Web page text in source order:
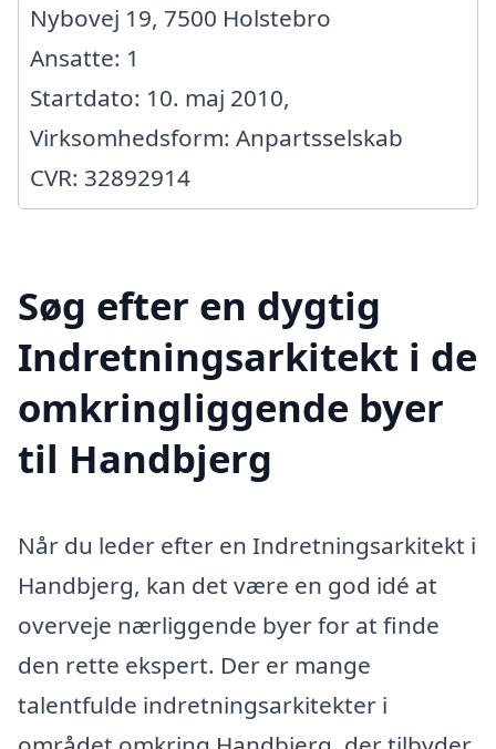
Nybovej 19, 7500 Holstebro
Ansatte: 1
Startdato: 10. maj 2010,
Virksomhedsform: Anpartsselskab
CVR: 32892914
Søg efter en dygtig
Indretningsarkitekt i de
omkringliggende byer
til Handbjerg
Når du leder efter en Indretningsarkitekt i
Handbjerg, kan det være en god idé at
overveje nærliggende byer for at finde
den rette ekspert. Der er mange
talentfulde indretningsarkitekter i